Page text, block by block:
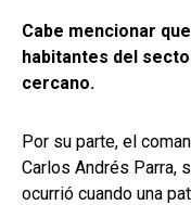
Cabe mencionar
habitantes del
cercano.
Por su parte, el
Carlos Andrés Parra,
ocurrió cuando una